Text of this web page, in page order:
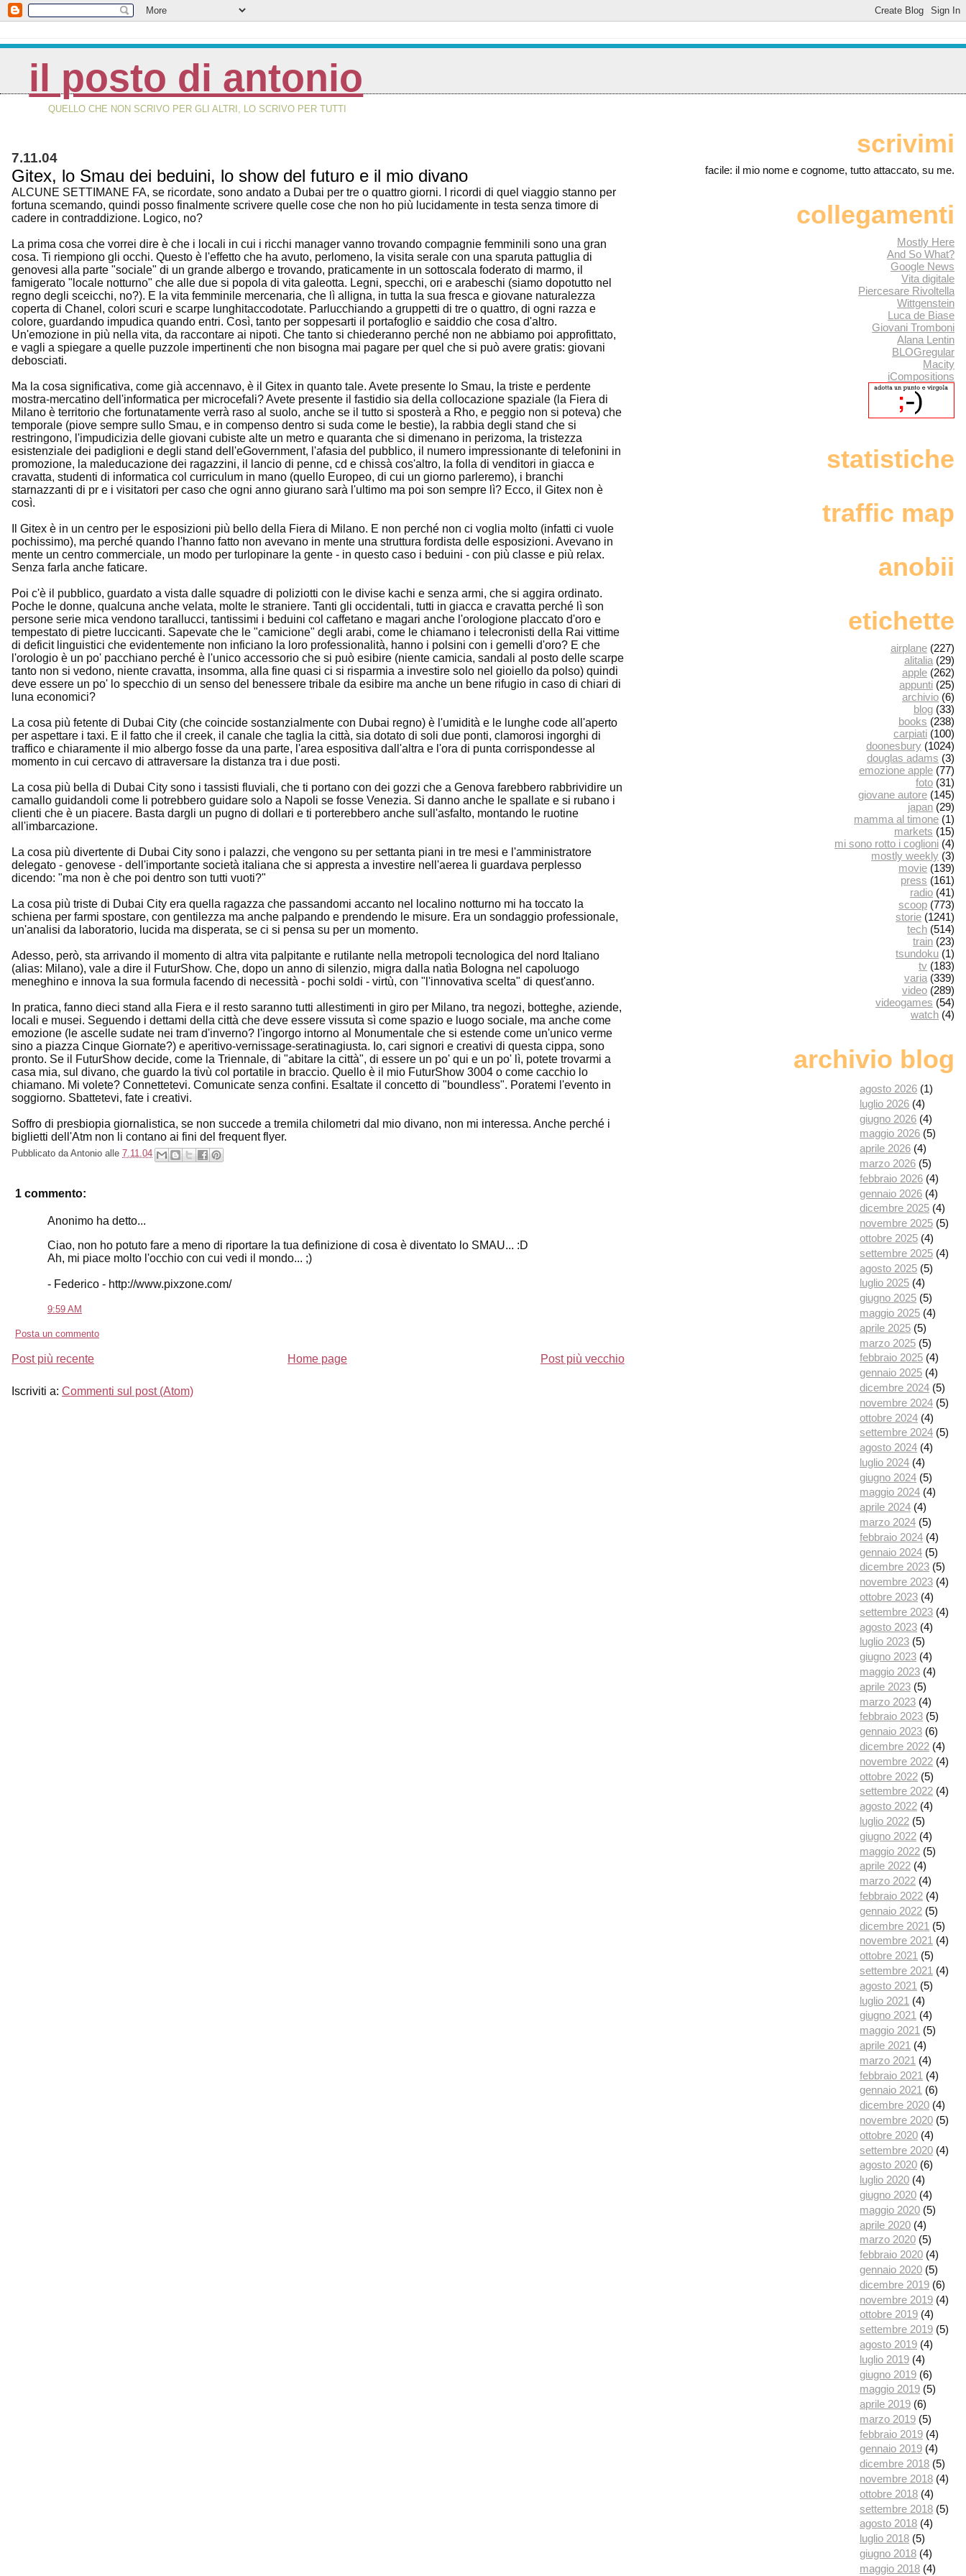
il posto di antonio
QUELLO CHE NON SCRIVO PER GLI ALTRI, LO SCRIVO PER TUTTI
7.11.04
Gitex, lo Smau dei beduini, lo show del futuro e il mio divano
ALCUNE SETTIMANE FA, se ricordate, sono andato a Dubai per tre o quattro giorni. I ricordi di quel viaggio stanno per
fortuna scemando, quindi posso finalmente scrivere quelle cose che non ho più lucidamente in testa senza timore di
cadere in contraddizione. Logico, no?
La prima cosa che vorrei dire è che i locali in cui i ricchi manager vanno trovando compagnie femminili sono una gran
cosa. Ti riempiono gli occhi. Questo è l'effetto che ha avuto, perlomeno, la visita serale con una sparuta pattuglia di
genovesi alla parte "sociale" di un grande albergo e trovando, praticamente in un sottoscala foderato di marmo, il
famigerato "locale notturno" che alle due si popola di vita galeotta. Legni, specchi, ori e arabeschi (siamo dopotutto nel
regno degli sceicchi, no?). E la vita femminile mercenaria, che lì alligna, in tutta la sua fresca e giovane naturalezza
coperta di Chanel, colori scuri e scarpe lunghitaccodotate. Parlucchiando a gruppetti di tre o quattro, di ogni razza e
colore, guardando impudica quando entri. Così, tanto per soppesarti il portafoglio e saiddio che cosa d'altro.
Un'emozione in più nella vita, da raccontare ai nipoti. Che tanto si chiederanno perché non ne abbiamo poi approfittato,
e vagli a spiegare a quelle puzzole impertinenti che non bisogna mai pagare per quel che si può avere gratis: giovani
debosciati.
Ma la cosa significativa, come già accennavo, è il Gitex in quanto tale. Avete presente lo Smau, la triste e perdente
mostra-mercatino dell'informatica per microcefali? Avete presente il fastidio sia della collocazione spaziale (la Fiera di
Milano è territorio che fortunatamente verrà raso al suolo, anche se il tutto si sposterà a Rho, e peggio non si poteva) che
temporale (piove sempre sullo Smau, e in compenso dentro si suda come le bestie), la rabbia degli stand che si
restringono, l'impudicizia delle giovani cubiste alte un metro e quaranta che si dimenano in perizoma, la tristezza
esistenziale dei padiglioni e degli stand dell'eGovernment, l'afasia del pubblico, il numero impressionante di telefonini in
promozione, la maleducazione dei ragazzini, il lancio di penne, cd e chissà cos'altro, la folla di venditori in giacca e
cravatta, studenti di informatica col curriculum in mano (quello Europeo, di cui un giorno parleremo), i branchi
starnazzanti di pr e i visitatori per caso che ogni anno giurano sarà l'ultimo ma poi son sempre lì? Ecco, il Gitex non è
così.
Il Gitex è in un centro per le esposizioni più bello della Fiera di Milano. E non perché non ci voglia molto (infatti ci vuole
pochissimo), ma perché quando l'hanno fatto non avevano in mente una struttura fordista delle esposizioni. Avevano in
mente un centro commerciale, un modo per turlopinare la gente - in questo caso i beduini - con più classe e più relax.
Senza farla anche faticare.
Poi c'è il pubblico, guardato a vista dalle squadre di poliziotti con le divise kachi e senza armi, che si aggira ordinato.
Poche le donne, qualcuna anche velata, molte le straniere. Tanti gli occidentali, tutti in giacca e cravatta perché lì son
persone serie mica vendono tarallucci, tantissimi i beduini col caffetano e magari anche l'orologione placcato d'oro e
tempestato di pietre luccicanti. Sapevate che le "camicione" degli arabi, come le chiamano i telecronisti della Rai vittime
di deficit linguistici che evidentemente non inficiano la loro professionalità, hanno i polsini con i gemelli d'oro? E che
l'orologio è un po' pacchiano perché è l'unico accessorio che si può esibire (niente camicia, sandali al posto delle scarpe
tanto non si vedono, niente cravatta, insomma, alla fine quasi ci si risparmia a investire solo nel gioiello da polso) quindi
deve essere un po' lo specchio di un senso del benessere tribale da esibire ma anche un bene rifugio in caso di chiari di
luna economici?
La cosa più fetente di Dubai City (che coincide sostanzialmente con Dubai regno) è l'umidità e le lunghe code all'aperto
per aspettare i taxi. E il fatto che il creek, il canale che taglia la città, sia dotato di soli due ponti, clamorosi ingorghi di
traffico e chiaramente il mio albergo fosse da una parte, l'area espositiva dall'altra e l'ora di punta corrispondesse al
momento in cui cercavo di attraversare la distanza tra i due posti.
La cosa più bella di Dubai City sono i tassisti fluviali, che ti portano con dei gozzi che a Genova farebbero rabbrividire un
camallo guidandoli come li potrebbero guidare solo a Napoli se fosse Venezia. Si danno anche le spallate e si rubano i
clienti che è un piacere. Basta dargli un pugno di dollari e ti porterebbero anche sull'asfalto, montando le ruotine
all'imbarcazione.
La cosa più divertente di Dubai City sono i palazzi, che vengono su per settanta piani in tre mesi e l'amministratore
delegato - genovese - dell'importante società italiana che si appresta a investire nell'aerea li guardava perplesso
dicendo: "ma non è che poi dentro son tutti vuoti?"
La cosa più triste di Dubai City era quella ragazza che passandomi accanto nel localino notturno mi ha toccato la
schiena per farmi spostare, con gentilezza ma anche palpando e prendendo le misure. Era un sondaggio professionale,
un'analisi da laboratorio, lucida ma disperata, se ci si pensa su per un momento.
Adesso, però, sta arrivando il momento di altra vita palpitante e rutilante nella metropoli tecnologica del nord Italiano
(alias: Milano), vale a dire il FuturShow. Che, dopo un anno di silenzio, migra dalla natìa Bologna nel capoluogo
meneghino e innova la sua formula facendo di necessità - pochi soldi - virtù, con "l'innovativa scelta" di quest'anno.
In pratica, fanno dieci stand alla Fiera e il resto saranno tutti allestimenti in giro per Milano, tra negozi, botteghe, aziende,
locali e musei. Seguendo i dettami della città che deve essere vissuta sì come spazio e luogo sociale, ma anche come
emozione (le ascelle sudate nei tram d'inverno? l'ingorgo intorno al Monumentale che si estende come un'unico verme
sino a piazza Cinque Giornate?) e aperitivo-vernissage-seratinagiusta. Io, cari signori e creativi di questa cippa, sono
pronto. Se il FuturShow decide, come la Triennale, di "abitare la città", di essere un po' qui e un po' lì, potete trovarmi a
casa mia, sul divano, che guardo la tivù col portatile in braccio. Quello è il mio FuturShow 3004 o come cacchio lo
chiamano. Mi volete? Connettetevi. Comunicate senza confini. Esaltate il concetto di "boundless". Poratemi l'evento in
soggiorno. Sbattetevi, fate i creativi.
Soffro di presbiopia giornalistica, se non succede a tremila chilometri dal mio divano, non mi interessa. Anche perché i
biglietti dell'Atm non li contano ai fini del frequent flyer.
Pubblicato da Antonio alle 7.11.04
1 commento:
Anonimo ha detto...
Ciao, non ho potuto fare a meno di riportare la tua definizione di cosa è diventato lo SMAU... :D
Ah, mi piace molto l'occhio con cui vedi il mondo... ;)
- Federico - http://www.pixzone.com/
9:59 AM
Posta un commento
Post più recente Post più vecchio
Home page
Iscriviti a: Commenti sul post (Atom)
scrivimi
facile: il mio nome e cognome, tutto attaccato, su me.
collegamenti
Mostly Here
And So What?
Google News
Vita digitale
Piercesare Rivoltella
Wittgenstein
Luca de Biase
Giovani Tromboni
Alana Lentin
BLOGregular
Macity
iCompositions
statistiche
traffic map
anobii
etichette
airplane (227)
alitalia (29)
apple (262)
appunti (25)
archivio (6)
blog (33)
books (238)
carpiati (100)
doonesbury (1024)
douglas adams (3)
emozione apple (77)
foto (31)
giovane autore (145)
japan (29)
mamma al timone (1)
markets (15)
mi sono rotto i coglioni (4)
mostly weekly (3)
movie (139)
press (161)
radio (41)
scoop (773)
storie (1241)
tech (514)
train (23)
tsundoku (1)
tv (183)
varia (339)
video (289)
videogames (54)
watch (4)
archivio blog
agosto 2026 (1)
luglio 2026 (4)
giugno 2026 (4)
maggio 2026 (5)
aprile 2026 (4)
marzo 2026 (5)
febbraio 2026 (4)
gennaio 2026 (4)
dicembre 2025 (4)
novembre 2025 (5)
ottobre 2025 (4)
settembre 2025 (4)
agosto 2025 (5)
luglio 2025 (4)
giugno 2025 (5)
maggio 2025 (4)
aprile 2025 (5)
marzo 2025 (5)
febbraio 2025 (4)
gennaio 2025 (4)
dicembre 2024 (5)
novembre 2024 (5)
ottobre 2024 (4)
settembre 2024 (5)
agosto 2024 (4)
luglio 2024 (4)
giugno 2024 (5)
maggio 2024 (4)
aprile 2024 (4)
marzo 2024 (5)
febbraio 2024 (4)
gennaio 2024 (5)
dicembre 2023 (5)
novembre 2023 (4)
ottobre 2023 (4)
settembre 2023 (4)
agosto 2023 (4)
luglio 2023 (5)
giugno 2023 (4)
maggio 2023 (4)
aprile 2023 (5)
marzo 2023 (4)
febbraio 2023 (5)
gennaio 2023 (6)
dicembre 2022 (4)
novembre 2022 (4)
ottobre 2022 (5)
settembre 2022 (4)
agosto 2022 (4)
luglio 2022 (5)
giugno 2022 (4)
maggio 2022 (5)
aprile 2022 (4)
marzo 2022 (4)
febbraio 2022 (4)
gennaio 2022 (5)
dicembre 2021 (5)
novembre 2021 (4)
ottobre 2021 (5)
settembre 2021 (4)
agosto 2021 (5)
luglio 2021 (4)
giugno 2021 (4)
maggio 2021 (5)
aprile 2021 (4)
marzo 2021 (4)
febbraio 2021 (4)
gennaio 2021 (6)
dicembre 2020 (4)
novembre 2020 (5)
ottobre 2020 (4)
settembre 2020 (4)
agosto 2020 (6)
luglio 2020 (4)
giugno 2020 (4)
maggio 2020 (5)
aprile 2020 (4)
marzo 2020 (5)
febbraio 2020 (4)
gennaio 2020 (5)
dicembre 2019 (6)
novembre 2019 (4)
ottobre 2019 (4)
settembre 2019 (5)
agosto 2019 (4)
luglio 2019 (4)
giugno 2019 (6)
maggio 2019 (5)
aprile 2019 (6)
marzo 2019 (5)
febbraio 2019 (4)
gennaio 2019 (4)
dicembre 2018 (5)
novembre 2018 (4)
ottobre 2018 (4)
settembre 2018 (5)
agosto 2018 (4)
luglio 2018 (5)
giugno 2018 (4)
maggio 2018 (4)